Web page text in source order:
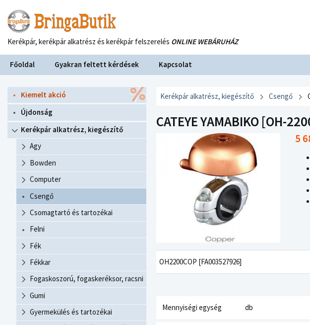
Kerékpár, kerékpár alkatrész és kerékpár felszerelés ONLINE WEBÁRUHÁZ
Főoldal Gyakran feltett kérdések Kapcsolat
Kiemelt akció
Újdonság
Kerékpár alkatrész, kiegészítő
Agy
Bowden
Computer
Csengő
Csomagtartó és tartozékai
Felni
Fék
Fékkar
Fogaskoszorú, fogaskeréksor, racsni
Gumi
Gyermekülés és tartozékai
Kerékpár alkatrész, kiegészítő Csengő
CATEYE YAMABIKO [OH-
5
OH2200COP [FA003527926]
Mennyiségi egység db